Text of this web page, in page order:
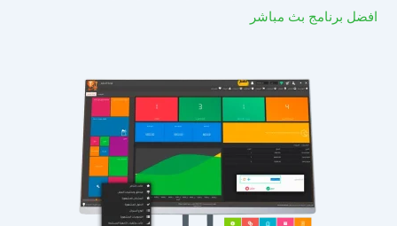
افضل برنامج بث مباشر